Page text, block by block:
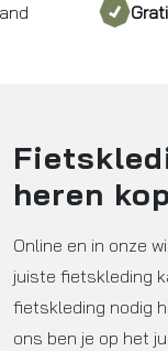
Gratis
heren
Online en in onze
juiste fietskleding
fietskleding nodig
ons ben je op het